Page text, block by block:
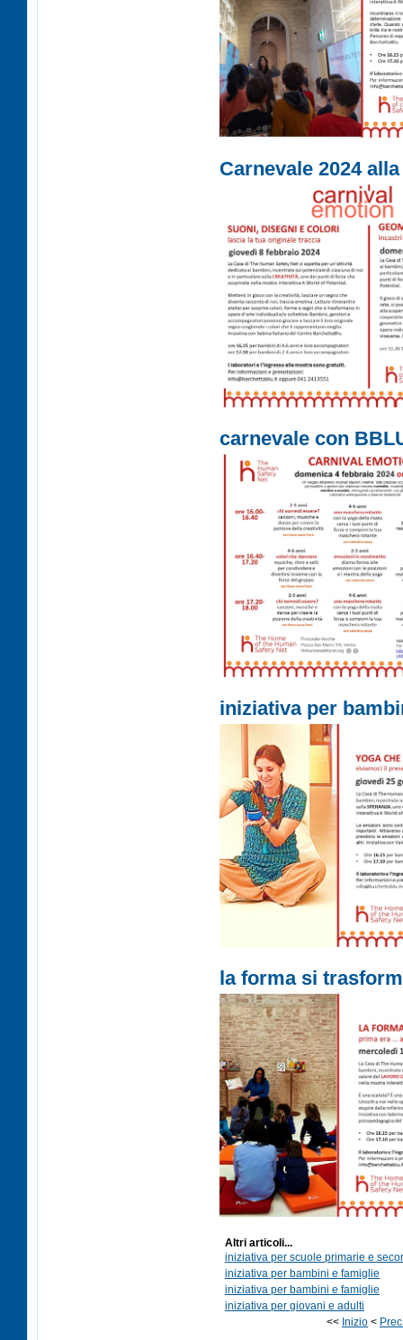
Carnevale 2024
carnevale con
iniziativa per
la forma si
Altri articoli...
iniziativa per scuole primarie e
iniziativa per bambini e famiglie
iniziativa per bambini e famiglie
iniziativa per giovani e adulti
<< Inizio <